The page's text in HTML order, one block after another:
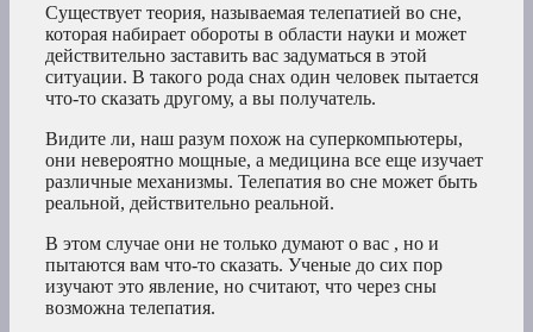
Существует теория, называемая телепатией во сне,
которая набирает обороты в области науки и может
действительно заставить вас задуматься в этой
ситуации. В такого рода снах один человек пытается
что-то сказать другому, а вы получатель.
Видите ли, наш разум похож на суперкомпьютеры,
они невероятно мощные, а медицина все еще изучает
различные механизмы. Телепатия во сне может быть
реальной, действительно реальной.
В этом случае они не только думают о вас , но и
пытаются вам что-то сказать. Ученые до сих пор
изучают это явление, но считают, что через сны
возможна телепатия.